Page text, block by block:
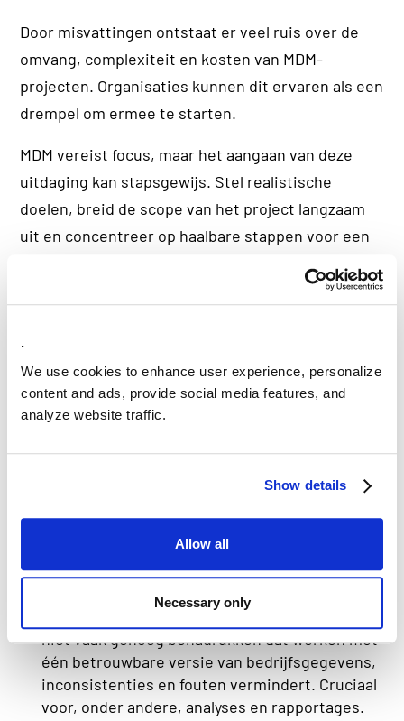
.
We use cookies to enhance user experience, personalize
content and ads, provide social media features, and
analyze website traffic.
Show details
Allow all
Necessary only
Door misvattingen ontstaat er veel ruis over de
omvang, complexiteit en kosten van MDM-
projecten. Organisaties kunnen dit ervaren als een
drempel om ermee te starten.
MDM vereist focus, maar het aangaan van deze
uitdaging kan stapsgewijs. Stel realistische
doelen, breid de scope van het project langzaam
uit en concentreer op haalbare stappen voor een
De 5 voordelen van Master Data
Management
Als je het ons vraagt biedt Master Data
Management voordelen die zwaarder wegen dan
de uitdagingen. De vijf belangrijkste voordelen
zijn:
Eenduidige en betrouwbare data
niet vaak genoeg benadrukken dat werken met
één betrouwbare versie van bedrijfsgegevens,
inconsistenties en fouten vermindert. Cruciaal
voor, onder andere, analyses en rapportages.